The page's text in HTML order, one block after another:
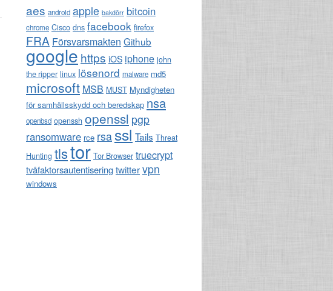
aes android apple bakdörr bitcoin
chrome Cisco dns facebook firefox
FRA Försvarsmakten Github
google https iOS iphone john
the ripper linux lösenord malware md5
microsoft MSB MUST Myndigheten
för samhällsskydd och beredskap nsa
openbsd openssh openssl pgp
ransomware rce rsa ssl Tails Threat
Hunting tlstor Tor Browser truecrypt
tvåfaktorsautentiseringtwittervpn
windows